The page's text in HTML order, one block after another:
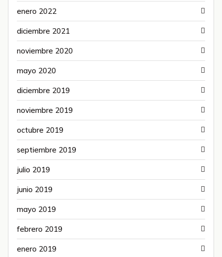
enero 2022
diciembre 2021
noviembre 2020
mayo 2020
diciembre 2019
noviembre 2019
octubre 2019
septiembre 2019
julio 2019
junio 2019
mayo 2019
febrero 2019
enero 2019